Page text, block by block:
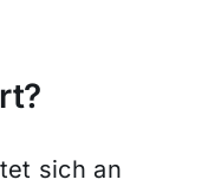
sich an